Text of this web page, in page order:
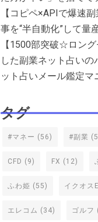
【コピペ×APIで爆速
事を“半自動化”して量
【1500部突破☆ロン
した副業ネット占いの
ット占いメール鑑定マ
タグ
#マネー (56) #副業
CFD (9) FX (12)
ふわ姫 (55) イクオス
エレコム (34) ゴルフ